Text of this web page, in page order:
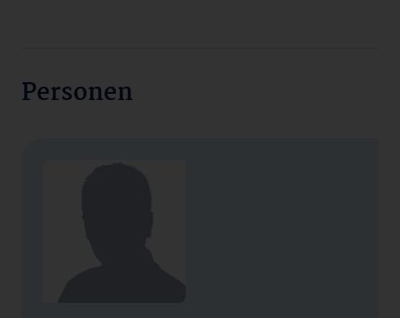
Personen